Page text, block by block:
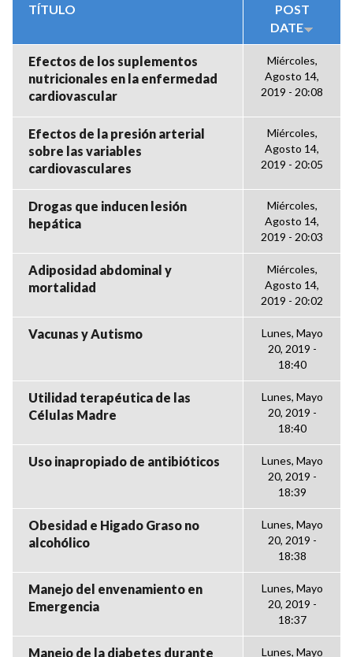
TÍTULO
POST
DATE
Efectos de los suplementos
nutricionales en la enfermedad
cardiovascular
Miércoles,
Agosto 14,
2019 - 20:08
Efectos de la presión arterial
sobre las variables
cardiovasculares
Miércoles,
Agosto 14,
2019 - 20:05
Drogas que inducen lesión
hepática
Miércoles,
Agosto 14,
2019 - 20:03
Adiposidad abdominal y
mortalidad
Miércoles,
Agosto 14,
2019 - 20:02
Vacunas y Autismo
Lunes, Mayo
20, 2019 -
18:40
Utilidad terapéutica de las
Células Madre
Lunes, Mayo
20, 2019 -
18:40
Uso inapropiado de antibióticos
Lunes, Mayo
20, 2019 -
18:39
Obesidad e Higado Graso no
alcohólico
Lunes, Mayo
20, 2019 -
18:38
Manejo del envenamiento en
Emergencia
Lunes, Mayo
20, 2019 -
18:37
Manejo de la diabetes durante Lunes, Mayo